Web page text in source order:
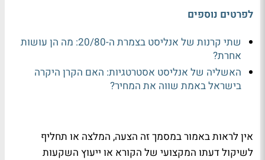
לפרטים נוספים
שתי קרנות של אנליסט בצמרת ה-20/80: מה הן עושות
אחרת?
האשליה של אנליסט אסטרטגיות: האם הקרן היקרה
בישראל באמת שווה את המחיר?
אין לראות באמור במסמך זה הצעה, המלצה או תחליף
לשיקול דעתו המקצועי של הקורא או ייעוץ השקעות